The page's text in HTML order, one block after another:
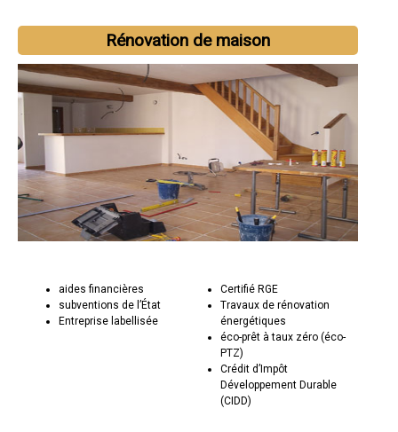
Rénovation de maison
Certifié RGE
Travaux de rénovation
énergétiques
éco-prêt à taux zéro (éco-
PTZ)
Crédit d’Impôt
Développement Durable
(CIDD)
aides financières
subventions de l’État
Entreprise labellisée